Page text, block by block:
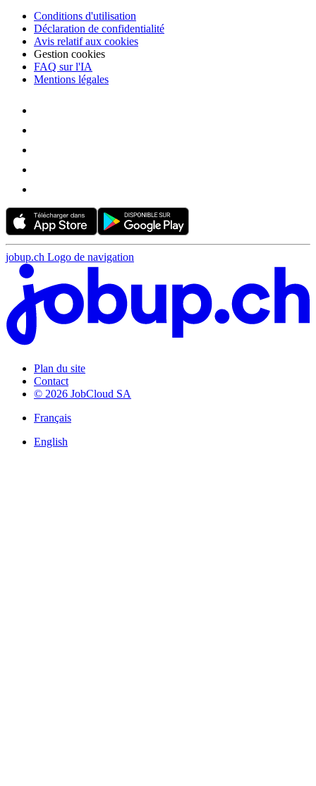
Conditions d'utilisation
Déclaration de confidentialité
Avis relatif aux cookies
Gestion cookies
FAQ sur l'IA
Mentions légales
jobup.ch Logo de navigation
Plan du site
Contact
© 2026 JobCloud SA
Français
English